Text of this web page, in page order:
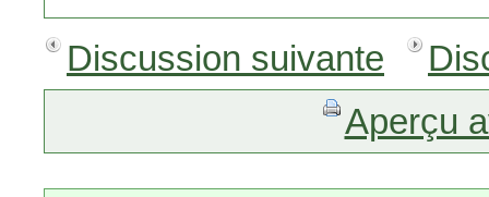
Discussion suivante
Aperçu